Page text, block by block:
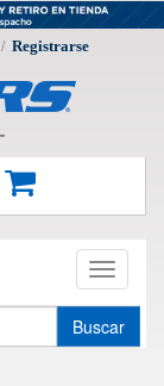
/ Registrarse
Toggle
Buscar